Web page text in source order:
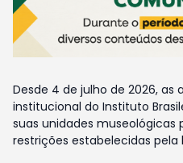
Desde 4 de julho de 2026,
institucional do Instituto
suas unidades museológicas
restrições estabelecidas pela